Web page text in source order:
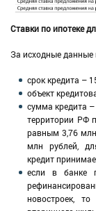
Ставки по ипотеке
За исходные данные
срок кредита –
объект
сумма кредита
территории РФ
равным 3,76 млн
млн рублей,
кредит
если в банке
новостроек,